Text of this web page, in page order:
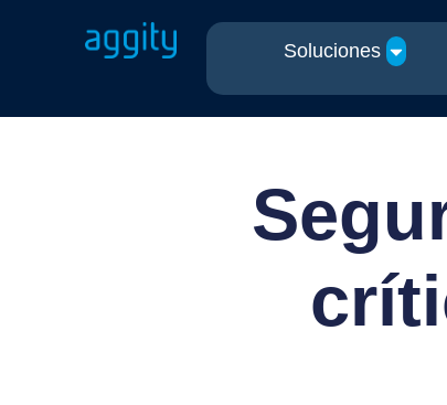
Soluciones